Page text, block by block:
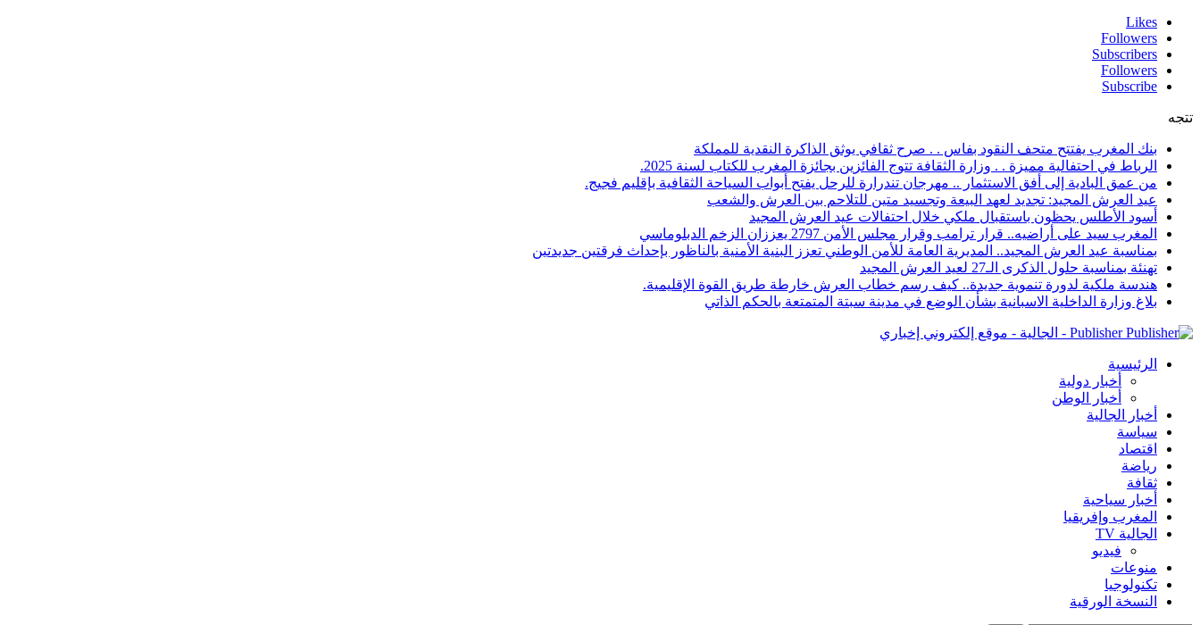
Likes
Followers
Subscribers
Followers
Subscribe
تتجه
بنك المغرب يفتتح متحف النقود بفاس . . صرح ثقافي يوثق الذاكرة النقدية للمملكة
الرباط في احتفالية مميزة . . وزارة الثقافة تتوج الفائزين بجائزة المغرب للكتاب لسنة 2025.
من عمق البادية إلى أفق الاستثمار .. مهرجان تندرارة للرحل يفتح أبواب السياحة الثقافية بإقليم فجيج.
عيد العرش المجيد: تجديد لعهد البيعة وتجسيد متين للتلاحم بين العرش والشعب
أسود الأطلس يحظون باستقبال ملكي خلال احتفالات عيد العرش المجيد
المغرب سيد على أراضيه.. قرار ترامب وقرار مجلس الأمن 2797 يعززان الزخم الدبلوماسي
بمناسبة عيد العرش المجيد.. المديرية العامة للأمن الوطني تعزز البنية الأمنية بالناظور بإحداث فرقتين جديدتين
تهنئة بمناسبة حلول الذكرى الـ27 لعيد العرش المجيد
هندسة ملكية لدورة تنموية جديدة.. كيف رسم خطاب العرش خارطة طريق القوة الإقليمية.
بلاغ وزارة الداخلية الاسبانية بشأن الوضع في مدينة سبتة المتمتعة بالحكم الذاتي
Publisher - الجالية - موقع إلكتروني إخباري
الرئيسية
أخبار دولية
أخبار الوطن
أخبار الجالية
سياسة
اقتصاد
رياضة
ثقافة
أخبار سياحية
المغرب وإفريقيا
الجالية TV
فيديو
منوعات
تكنولوجيا
النسخة الورقية